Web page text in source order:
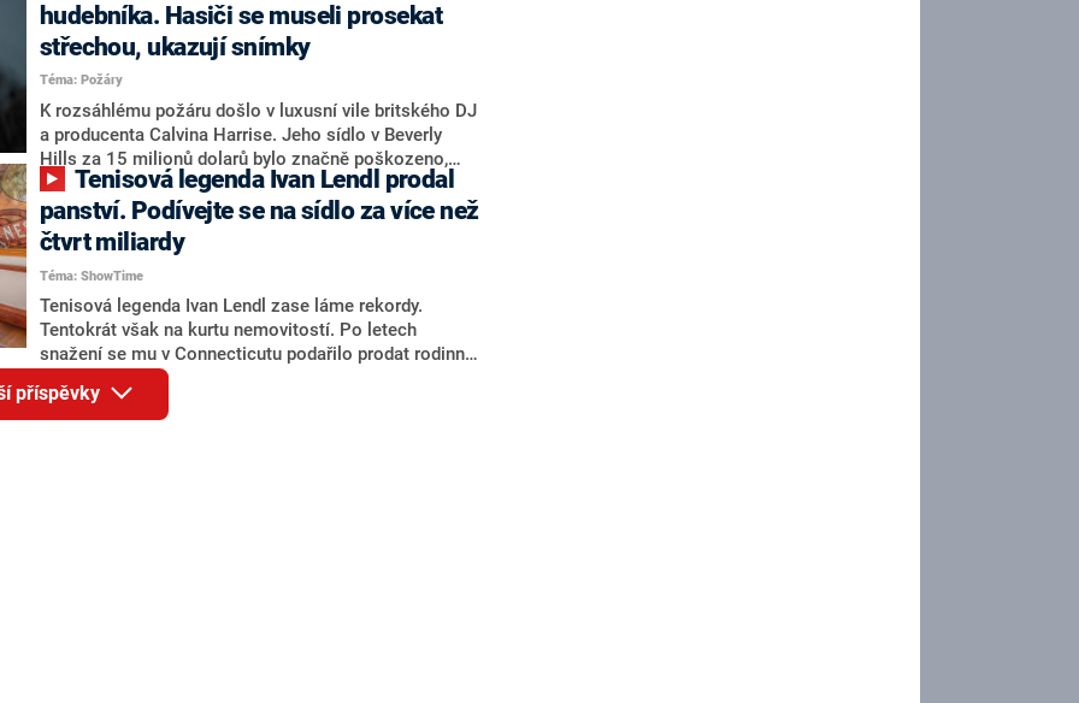
silnými bouřemi. Ashavi proto musí kontrolovat svůj
dům každou hodinu, píše web New York Post.
hudebníka. Hasiči se museli prosekat
střechou, ukazují snímky
Téma: Požáry
K rozsáhlému požáru došlo v luxusní vile britského DJ
a producenta Calvina Harrise. Jeho sídlo v Beverly
Hills za 15 milionů dolarů bylo značně poškozeno,
naštěstí však nikdo nebyl zraněn. Informaci jako první
přinesl portál TMZ.
panství. Podívejte se na sídlo za více než
čtvrt miliardy
Téma: ShowTime
Tenisová legenda Ivan Lendl zase láme rekordy.
Tentokrát však na kurtu nemovitostí. Po letech
snažení se mu v Connecticutu podařilo prodat rodinné
sídlo za 280 milionů korun. Široko daleko se tam
žádný dům za takovou sumu neprodal.
příspěvky